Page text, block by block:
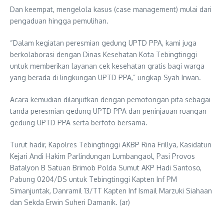
Dan keempat, mengelola kasus (case management) mulai dari
pengaduan hingga pemulihan.
“Dalam kegiatan peresmian gedung UPTD PPA, kami juga
berkolaborasi dengan Dinas Kesehatan Kota Tebingtinggi
untuk memberikan layanan cek kesehatan gratis bagi warga
yang berada di lingkungan UPTD PPA,” ungkap Syah Irwan.
Acara kemudian dilanjutkan dengan pemotongan pita sebagai
tanda peresmian gedung UPTD PPA dan peninjauan ruangan
gedung UPTD PPA serta berfoto bersama.
Turut hadir, Kapolres Tebingtinggi AKBP Rina Frillya, Kasidatun
Kejari Andi Hakim Parlindungan Lumbangaol, Pasi Provos
Batalyon B Satuan Brimob Polda Sumut AKP Hadi Santoso,
Pabung 0204/DS untuk Tebingtinggi Kapten Inf PM
Simanjuntak, Danramil 13/TT Kapten Inf Ismail Marzuki Siahaan
dan Sekda Erwin Suheri Damanik. (ar)